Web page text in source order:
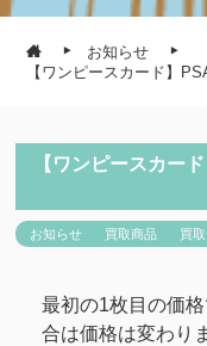
お知らせ
【ワンピースカード】
【ワンピースカー
お知らせ 買取商品 買
最初の1枚目の価
合は価格は変わり